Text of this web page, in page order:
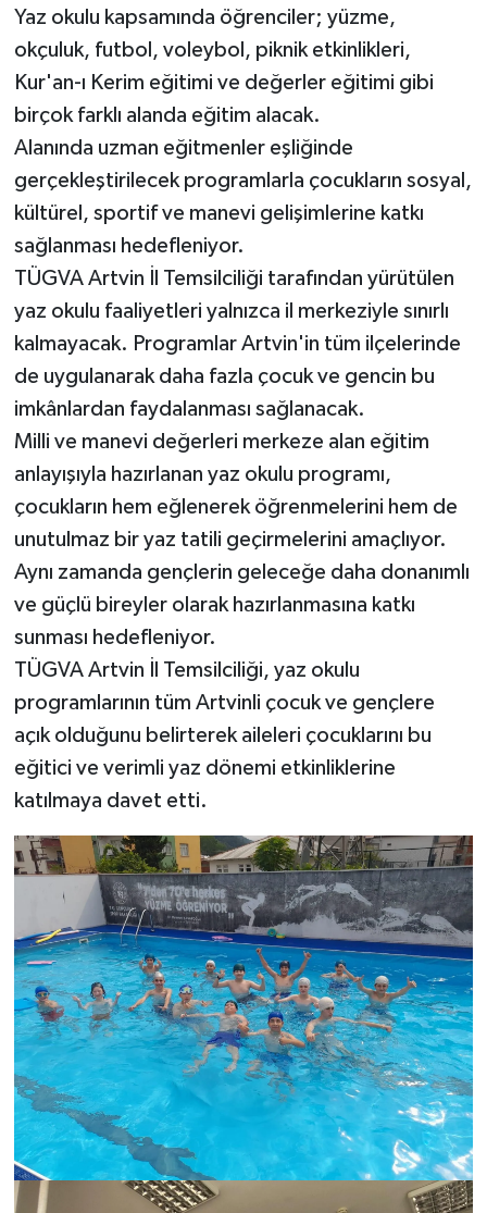
Yaz okulu kapsamında öğrenciler; yüzme,
okçuluk, futbol, voleybol, piknik etkinlikleri,
Kur'an-ı Kerim eğitimi ve değerler eğitimi gibi
birçok farklı alanda eğitim alacak.
Alanında uzman eğitmenler eşliğinde
gerçekleştirilecek programlarla çocukların sosyal,
kültürel, sportif ve manevi gelişimlerine katkı
sağlanması hedefleniyor.
TÜGVA Artvin İl Temsilciliği tarafından yürütülen
yaz okulu faaliyetleri yalnızca il merkeziyle sınırlı
kalmayacak. Programlar Artvin'in tüm ilçelerinde
de uygulanarak daha fazla çocuk ve gencin bu
imkânlardan faydalanması sağlanacak.
Milli ve manevi değerleri merkeze alan eğitim
anlayışıyla hazırlanan yaz okulu programı,
çocukların hem eğlenerek öğrenmelerini hem de
unutulmaz bir yaz tatili geçirmelerini amaçlıyor.
Aynı zamanda gençlerin geleceğe daha donanımlı
ve güçlü bireyler olarak hazırlanmasına katkı
sunması hedefleniyor.
TÜGVA Artvin İl Temsilciliği, yaz okulu
programlarının tüm Artvinli çocuk ve gençlere
açık olduğunu belirterek aileleri çocuklarını bu
eğitici ve verimli yaz dönemi etkinliklerine
katılmaya davet etti.